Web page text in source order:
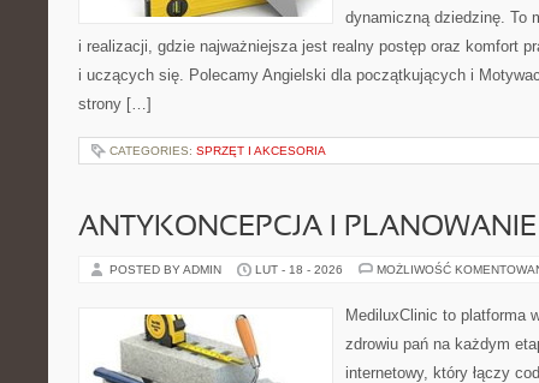
dynamiczną dziedzinę. To
i realizacji, gdzie najważniejsza jest realny postęp oraz komfort
i uczących się. Polecamy Angielski dla początkujących i
strony […]
CATEGORIES: SPRZĘT I AKCESORIA
ANTYKONCEPCJA I
POSTED BY ADMIN LUT - 18 - 2026 MOŻLIWOŚĆ
MediluxClinic to platforma
zdrowiu pań na każdym
internetowy, który łączy